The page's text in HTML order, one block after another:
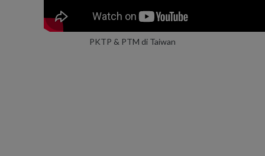
PKTP & PTM di Taiwan